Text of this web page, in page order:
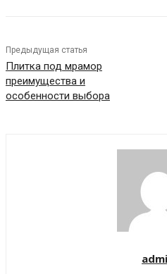
Предыдущая статья
Плитка под мрамор
преимущества и
особенности выбора